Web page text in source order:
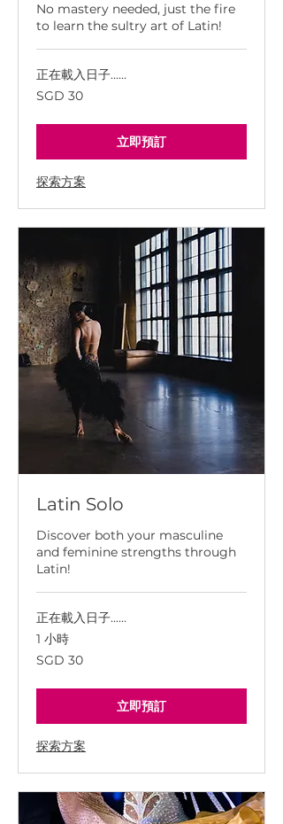
No mastery needed, just the fire
to learn the sultry art of Latin!
正在載入日子......
30
新
坡
SGD 30
立即預訂
探索方案
Latin Solo
Discover both your masculine
and feminine strengths through
Latin!
正在載入日子......
1 小時
30
新
坡
SGD 30
立即預訂
探索方案